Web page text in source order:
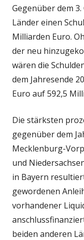
Gegenüber dem
Länder einen
Milliarden Euro.
der neu
wären die
dem Jahresende
Euro auf 592,5
Die stärksten
gegenüber dem
Mecklenburg-
und
in Bayern
gewordenen
vorhandener
beiden anderen